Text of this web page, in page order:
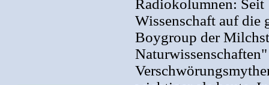
Radiokolumnen: Seit
Wissenschaft auf die
Boygroup der